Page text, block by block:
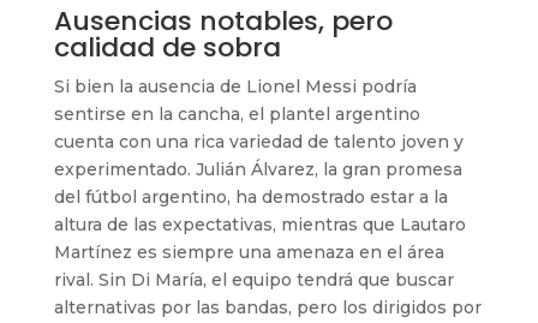
Ausencias notables, pero
calidad de sobra
Si bien la ausencia de Lionel Messi podría
sentirse en la cancha, el plantel argentino
cuenta con una rica variedad de talento joven y
experimentado. Julián Álvarez, la gran promesa
del fútbol argentino, ha demostrado estar a la
altura de las expectativas, mientras que Lautaro
Martínez es siempre una amenaza en el área
rival. Sin Di María, el equipo tendrá que buscar
alternativas por las bandas, pero los dirigidos por